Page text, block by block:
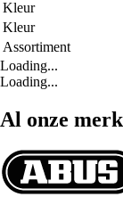
Kleur
Kleur
Assortiment
Loading...
Loading...
Al onze